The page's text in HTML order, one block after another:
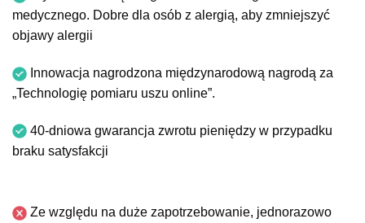
medycznego. Dobre dla osób z alergią, aby zmniejszyć
objawy alergii
Innowacja nagrodzona międzynarodową nagrodą za
„Technologię pomiaru uszu online”.
40-dniowa gwarancja zwrotu pieniędzy w przypadku
braku satysfakcji
Ze względu na duże zapotrzebowanie, jednorazowo